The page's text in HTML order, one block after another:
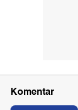
Komentar